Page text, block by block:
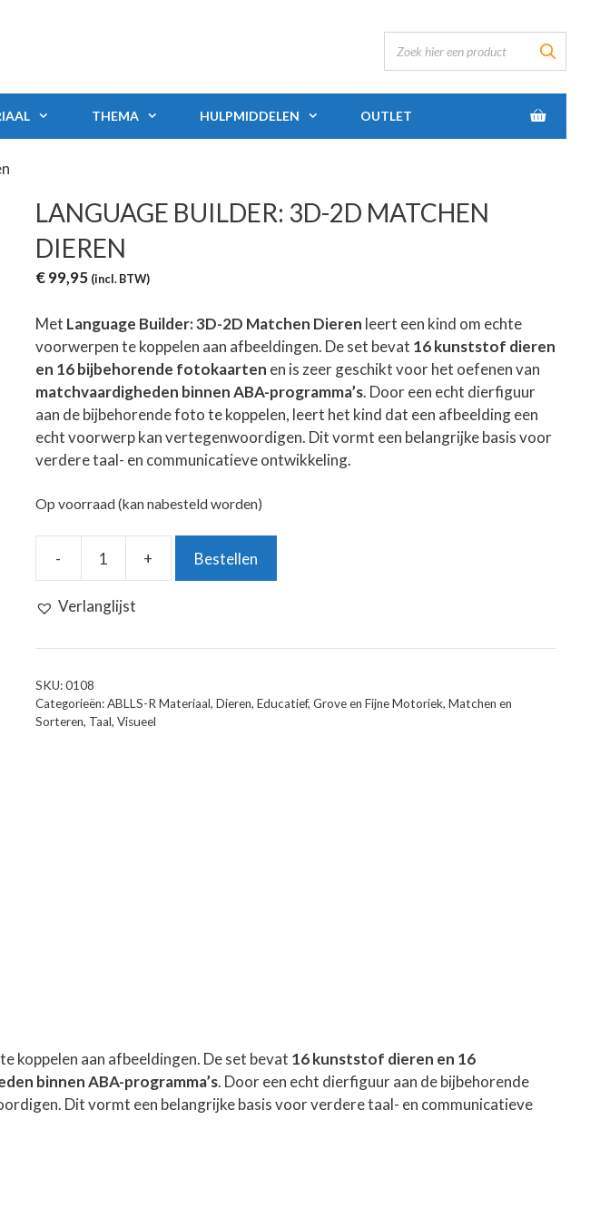
THEMA HULPMIDDELEN OUTLET
LANGUAGE BUILDER: 3D-2D MATCHEN
DIEREN
€99,95 (incl. BTW)
Met Language Builder: 3D-2D Matchen Dieren leert een kind om echte
voorwerpen te koppelen aan afbeeldingen. De set bevat 16 kunststof dieren
en 16 bijbehorende fotokaarten en is zeer geschikt voor het oefenen van
matchvaardigheden binnen ABA-programma’s. Door een echt dierfiguur
aan de bijbehorende foto te koppelen, leert het kind dat een afbeelding een
echt voorwerp kan vertegenwoordigen. Dit vormt een belangrijke basis voor
verdere taal- en communicatieve ontwikkeling.
Op voorraad (kan nabesteld worden)
-
3D-
dieren
aantal
+ Bestellen
Verlanglijst
SKU:0108
Categorieën:ABLLS-R Materiaal, Dieren, Educatief, Grove en Fijne Motoriek, Matchen en
Sorteren, Taal, Visueel
koppelen aan afbeeldingen. De set bevat 16 kunststof dieren en 16
binnen ABA-programma’s. Door een echt dierfiguur aan de bijbehorende
Dit vormt een belangrijke basis voor verdere taal- en communicatieve